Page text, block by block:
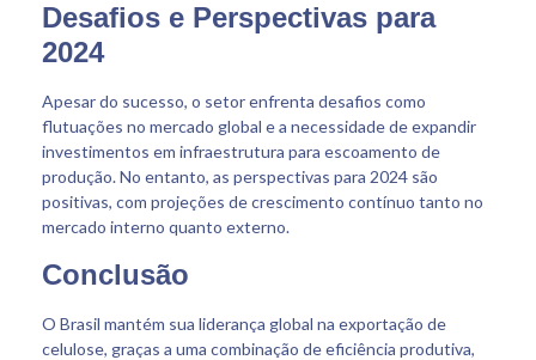
Desafios e Perspectivas para
2024
Apesar do sucesso, o setor enfrenta desafios como
flutuações no mercado global e a necessidade de expandir
investimentos em infraestrutura para escoamento de
produção. No entanto, as perspectivas para 2024 são
positivas, com projeções de crescimento contínuo tanto no
mercado interno quanto externo.
Conclusão
O Brasil mantém sua liderança global na exportação de
celulose, graças a uma combinação de eficiência produtiva,